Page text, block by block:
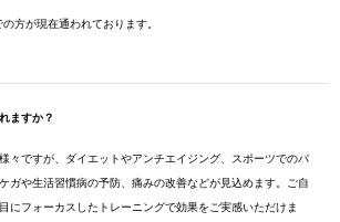
方が現在通われております。
ますか？
々ですが、ダイエットやアンチエイジング、スポーツでのパ
ガや生活習慣病の予防、痛みの改善などが見込めます。ご自
にフォーカスしたトレーニングで効果をご実感いただけま